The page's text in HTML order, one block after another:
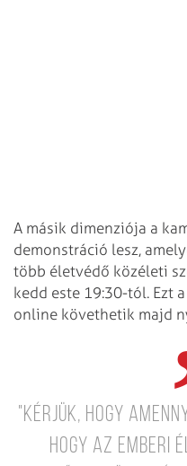
A másik dimenziója a
demonstráció lesz,
több életvédő közéleti
kedd este 19:30-tól. Ezt
online követhetik majd
"Kérjük, hogy
hogy az emberi